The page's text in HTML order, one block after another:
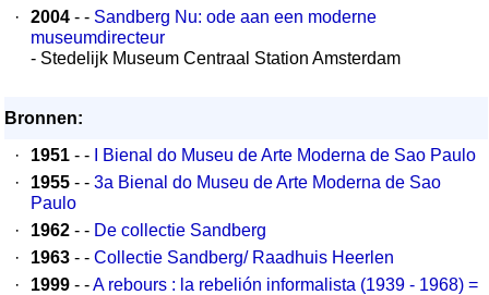
·
2004 - - Sandberg Nu: ode aan een moderne
museumdirecteur
- Stedelijk Museum Centraal Station Amsterdam
Bronnen:
·
1951 - -
I Bienal do Museu de Arte Moderna de Sao Paulo
·
1955 - - 3a Bienal do Museu de Arte Moderna de Sao
Paulo
·
1962 - - De collectie Sandberg
·
1963 - - Collectie Sandberg/ Raadhuis Heerlen
·
1999 - -A rebours : la rebelión informalista (1939 - 1968) =